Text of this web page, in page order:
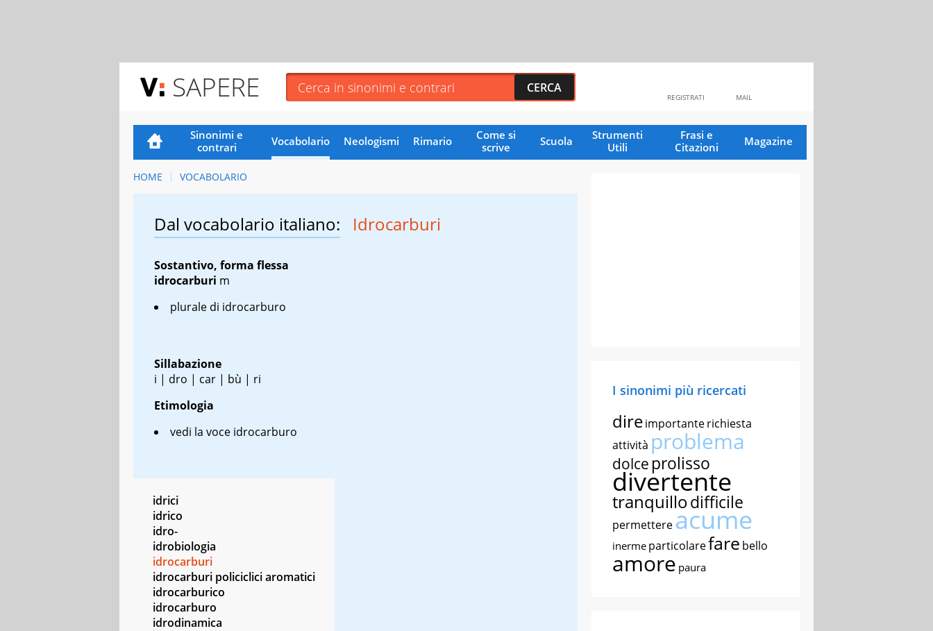
SAPERE MAIL
REGISTRATI
Sinonimi e
contrari
Vocabolario Neologismi Rimario
Come si
scrive
Scuola
Strumenti
Utili
Frasi e
Citazioni
Magazine
HOME VOCABOLARIO
Dal vocabolario italiano: Idrocarburi
Sostantivo, forma flessa
idrocarburi m
plurale di idrocarburo
Sillabazione
i | dro | car | bù | ri
Etimologia
vedi la voce idrocarburo
idrici
idrico
idro-
idrobiologia
idrocarburi
idrocarburi policiclici aromatici
idrocarburico
idrocarburo
idrodinamica
I sinonimi più ricercati
direimportanterichiesta
attività problema
dolce prolisso
divertente
tranquillodifficile
permettereacume
inerme particolarefare bello
amore paura